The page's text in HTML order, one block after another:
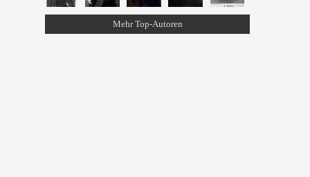
Mehr Top-Autoren